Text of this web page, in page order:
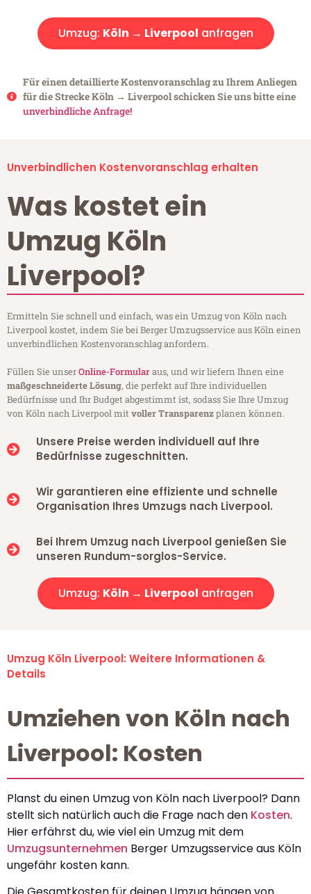
Umzug: Köln → Liverpool anfragen
Für einen detaillierte Kostenvoranschlag zu Ihrem Anliegen
für die Strecke Köln → Liverpool schicken Sie uns bitte eine
unverbindliche Anfrage!
Unverbindlichen Kostenvoranschlag erhalten
Was kostet ein
Umzug Köln
Liverpool?
Ermitteln Sie schnell und einfach, was ein Umzug von Köln nach
Liverpool kostet, indem Sie bei Berger Umzugsservice aus Köln einen
unverbindlichen Kostenvoranschlag anfordern.
Füllen Sie unserOnline-Formularaus, und wir liefern Ihnen eine
maßgeschneiderte Lösung, die perfekt auf Ihre individuellen
Bedürfnisse und Ihr Budget abgestimmt ist, sodass Sie Ihre Umzug
von Köln nach Liverpool mitvoller Transparenzplanen können.
Unsere Preise werden individuell auf Ihre
Bedürfnisse zugeschnitten.
Wir garantieren eine effiziente und schnelle
Organisation Ihres Umzugs nach Liverpool.
Bei Ihrem Umzug nach Liverpool genießen Sie
unseren Rundum-sorglos-Service.
Umzug: Köln → Liverpool anfragen
Umzug Köln Liverpool: Weitere Informationen &
Details
Umziehen von Köln nach
Liverpool: Kosten
Planst du einen Umzug von Köln nach Liverpool? Dann
stellt sich natürlich auch die Frage nach den Kosten.
Hier erfährst du, wie viel ein Umzug mit dem
Umzugsunternehmen Berger Umzugsservice aus Köln
ungefähr kosten kann.